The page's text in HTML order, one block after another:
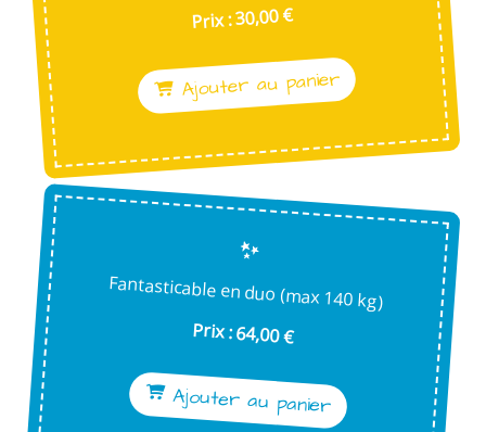
Prix : 30,00 €
Ajouter au panier
Fantasticable en duo (max 140 kg)
Prix : 64,00 €
Ajouter au panier